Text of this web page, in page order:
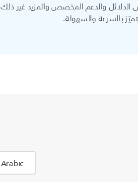
والدعم المخصص والمزيد غير ذلك
بالسرعة والسهولة.